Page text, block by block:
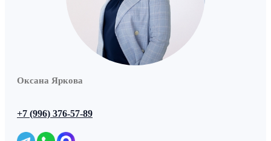
Оксана Яркова
+7 (996) 376-57-89